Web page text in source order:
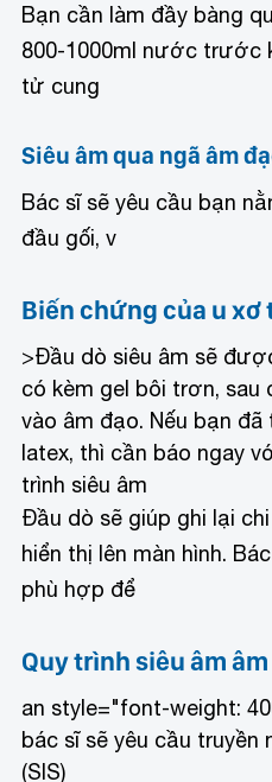
Bạn cần làm đầy bàng
800-1000ml nước trước
tử cung
Siêu âm qua ngã âm
Bác sĩ sẽ yêu cầu bạn
đầu gối, v
Biến chứng của u xơ
>Đầu dò siêu âm sẽ
có kèm gel bôi trơn,
vào âm đạo. Nếu bạn
latex, thì cần báo ngay
trình siêu âm
Đầu dò sẽ giúp ghi lại
hiển thị lên màn hình.
phù hợp để
Quy trình siêu âm
an style="font-weight:
bác sĩ sẽ yêu cầu
(SIS)